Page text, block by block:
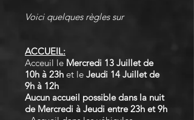
Voici quelques règles sur
ACCUEIL:
Acceuil le Mercredi 13 Juillet de
10h à 23h et le Jeudi 14 Juillet de
9h à 12h
Aucun accueil possible dans la nuit
de Mercredi à Jeudi entre 23h et 9h